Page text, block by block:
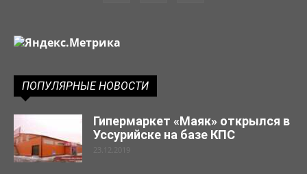
ПОПУЛЯРНЫЕ НОВОСТИ
Гипермаркет «Маяк» открылся в
Уссурийске на базе КПС
23.12.2019